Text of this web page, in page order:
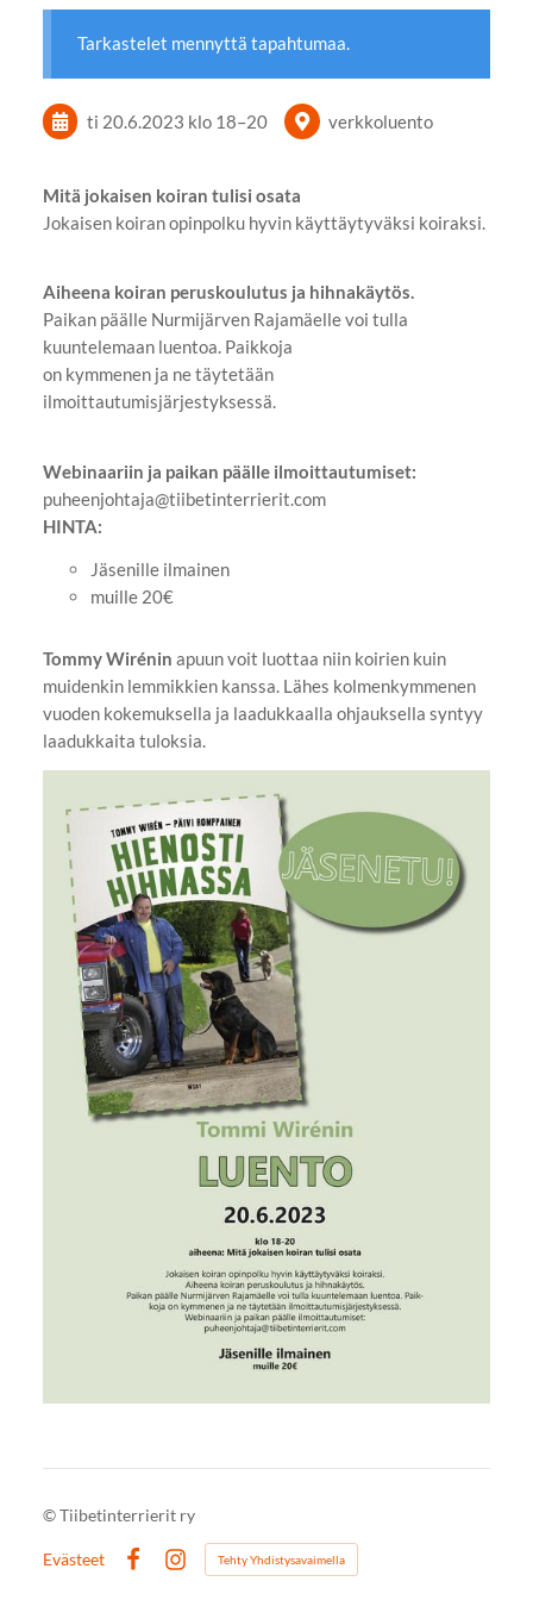
Tarkastelet mennyttä tapahtumaa.
ti 20.6.2023 klo 18–20 verkkoluento
Mitä jokaisen koiran tulisi osata
Jokaisen koiran opinpolku hyvin käyttäytyväksi koiraksi.
Aiheena koiran peruskoulutus ja hihnakäytös.
Paikan päälle Nurmijärven Rajamäelle voi tulla
kuuntelemaan luentoa. Paikkoja
on kymmenen ja ne täytetään
ilmoittautumisjärjestyksessä.
Webinaariin ja paikan päälle ilmoittautumiset:
puheenjohtaja@tiibetinterrierit.com
HINTA:
Jäsenille ilmainen
muille 20€
Tommy Wirénin apuun voit luottaa niin koirien kuin
muidenkin lemmikkien kanssa. Lähes kolmenkymmenen
vuoden kokemuksella ja laadukkaalla ohjauksella syntyy
laadukkaita tuloksia.
©Tiibetinterrierit ry
Evästeet
Instagram
Tehty Yhdistysavaimella